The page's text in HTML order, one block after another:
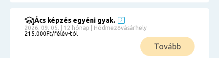
Ács képzés egyéni gyak.
2026. 09. 05. | 12 hónap | Hódmezővásárhely
215.000Ft/félév-tól
Tovább